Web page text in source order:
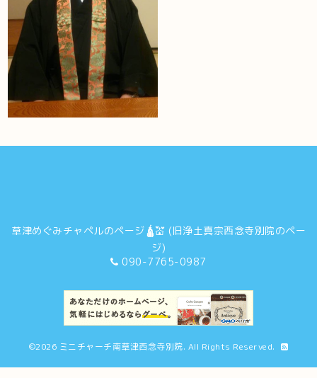
草津めぐみチャペルのページ🛕💒 (旧浄土真宗西念寺別院のペー
ジ)
090-7765-0987
©2026 ミニチャーチ南草津西念寺別院. All Rights Reserved.